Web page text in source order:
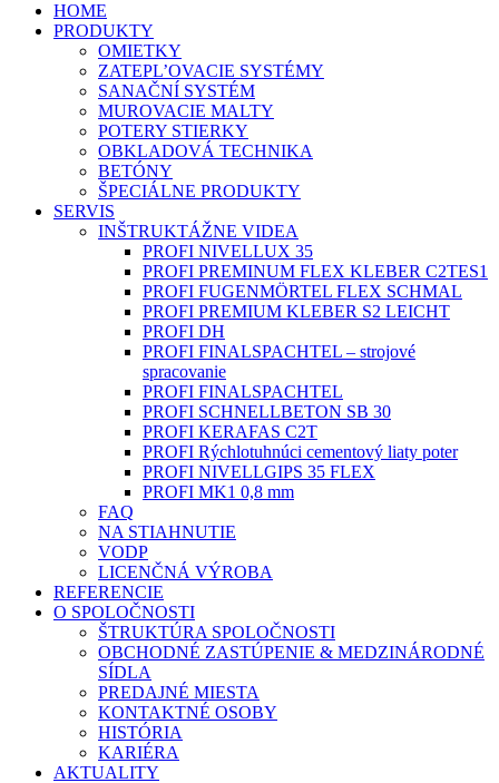
HOME
PRODUKTY
OMIETKY
ZATEPL’OVACIE SYSTÉMY
SANAČNÍ SYSTÉM
MUROVACIE MALTY
POTERY STIERKY
OBKLADOVÁ TECHNIKA
BETÓNY
ŠPECIÁLNE PRODUKTY
SERVIS
INŠTRUKTÁŽNE VIDEA
PROFI NIVELLUX 35
PROFI PREMINUM FLEX KLEBER C2TES1
PROFI FUGENMÖRTEL FLEX SCHMAL
PROFI PREMIUM KLEBER S2 LEICHT
PROFI DH
PROFI FINALSPACHTEL – strojové
spracovanie
PROFI FINALSPACHTEL
PROFI SCHNELLBETON SB 30
PROFI KERAFAS C2T
PROFI Rýchlotuhnúci cementový liaty poter
PROFI NIVELLGIPS 35 FLEX
PROFI MK1 0,8 mm
FAQ
NA STIAHNUTIE
VODP
LICENČNÁ VÝROBA
REFERENCIE
O SPOLOČNOSTI
ŠTRUKTÚRA SPOLOČNOSTI
OBCHODNÉ ZASTÚPENIE & MEDZINÁRODNÉ
SÍDLA
PREDAJNÉ MIESTA
KONTAKTNÉ OSOBY
HISTÓRIA
KARIÉRA
AKTUALITY